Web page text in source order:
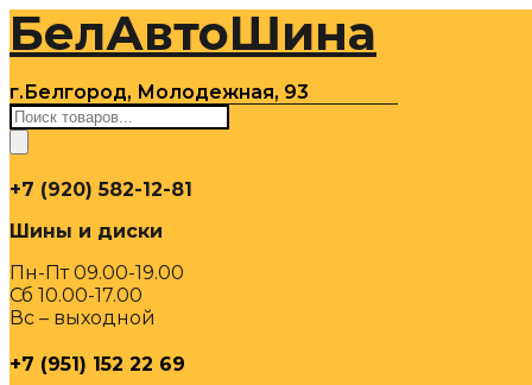
Перейти
содержимому
БелАвтоШина
г.Белгород, Молодежная, 93
Поиск
товаров
+7 (920) 582-12-81
Шины и диски
Пн-Пт 09.00-19.00
Сб 10.00-17.00
Вс – выходной
+7 (951) 152 22 69